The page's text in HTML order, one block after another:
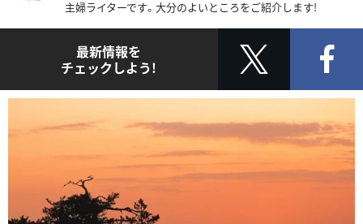
主婦ライターです。大分のよいところをご紹介します!
最新情報を
チェックしよう!